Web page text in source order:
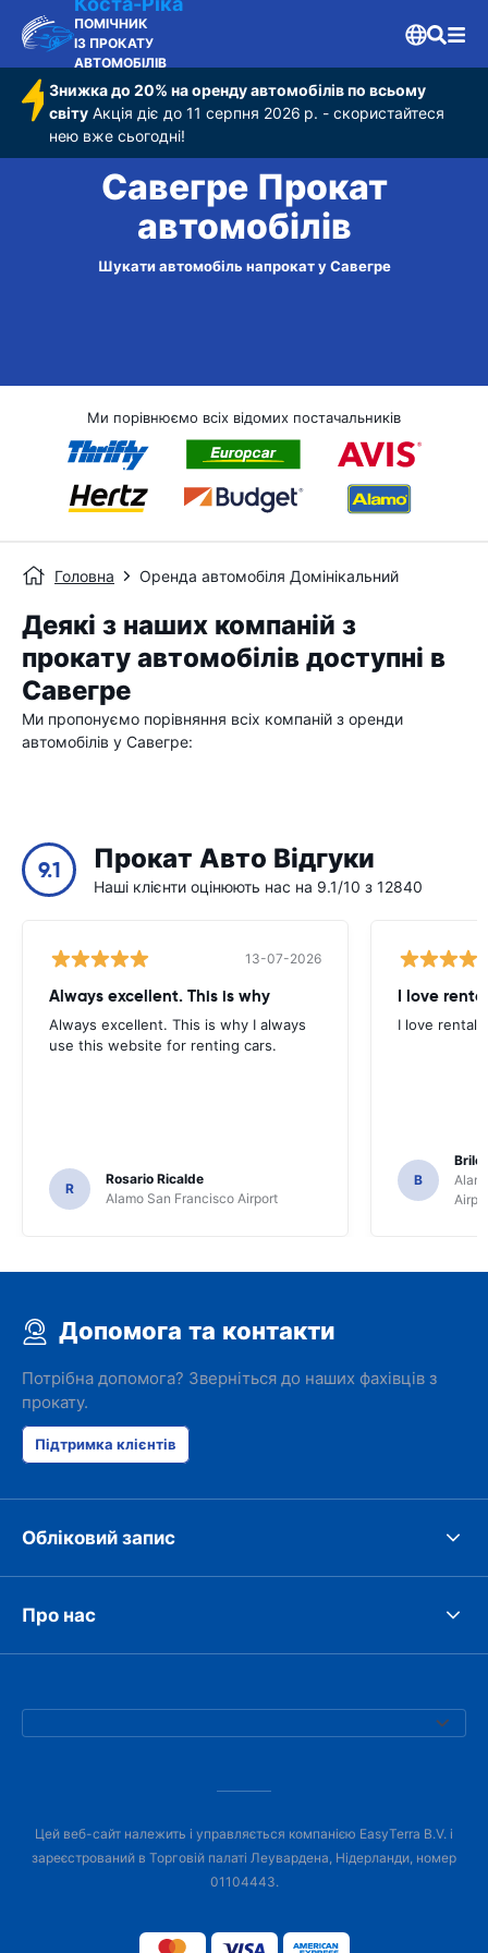
ПОМІЧНИК
ІЗ ПРОКАТУ
АВТОМОБІЛІВ
Знижка до 20% на оренду автомобілів по всьому
світу Акція діє до 11 серпня 2026 р. - скористайтеся
нею вже сьогодні!
Савегре Прокат
автомобілів
Шукати автомобіль напрокат у Савегре
Ми порівнюємо всіх відомих постачальників
Головна Оренда автомобіля Домінікальний
Деякі з наших компаній з
прокату автомобілів доступні в
Савегре
Ми пропонуємо порівняння всіх компаній з оренди
автомобілів у Савегре:
9.1 Прокат Авто Відгуки
Наші клієнти оцінюють нас на 9.1/10 з 12840
13-07-2026
Always excellent. This is why
Always excellent. This is why I always
use this website for renting cars.
R
Rosario Ricalde
Alamo San Francisco Airport
I love
I love rental
B
Допомога та контакти
Потрібна допомога? Зверніться до наших фахівців з
прокату.
Підтримка клієнтів
Обліковий запис
Про нас
Цей веб-сайт належить і управляється компанією EasyTerra B.V. і
зареєстрований в Торговій палаті Леувардена, Нідерланди, номер
01104443.